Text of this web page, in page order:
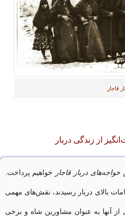
قاجار
از زندگی دربار
دربار قاجار خواهیم پرداخت.
بالای دربار رسیدند، نقش‌های مهمی
آنها به عنوان مشاورین شاه و برخی